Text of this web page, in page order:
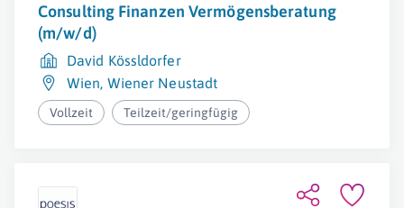
Consulting Finanzen Vermögensberatung
(m/w/d)
David Kössldorfer
Wien, Wiener Neustadt
Vollzeit Teilzeit/geringfügig